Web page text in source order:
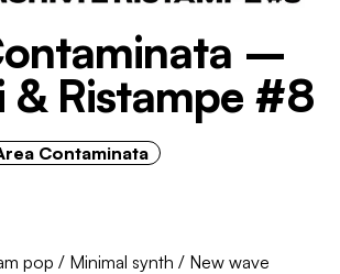
–
& Ristampe #8
Contaminata
pop / Minimal synth / New wave